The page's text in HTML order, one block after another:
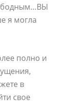
я могла
полно и
в
свое